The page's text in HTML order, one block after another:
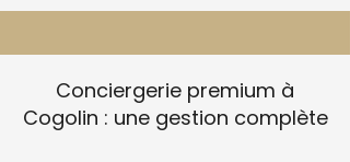
Conciergerie premium à
Cogolin : une gestion complète